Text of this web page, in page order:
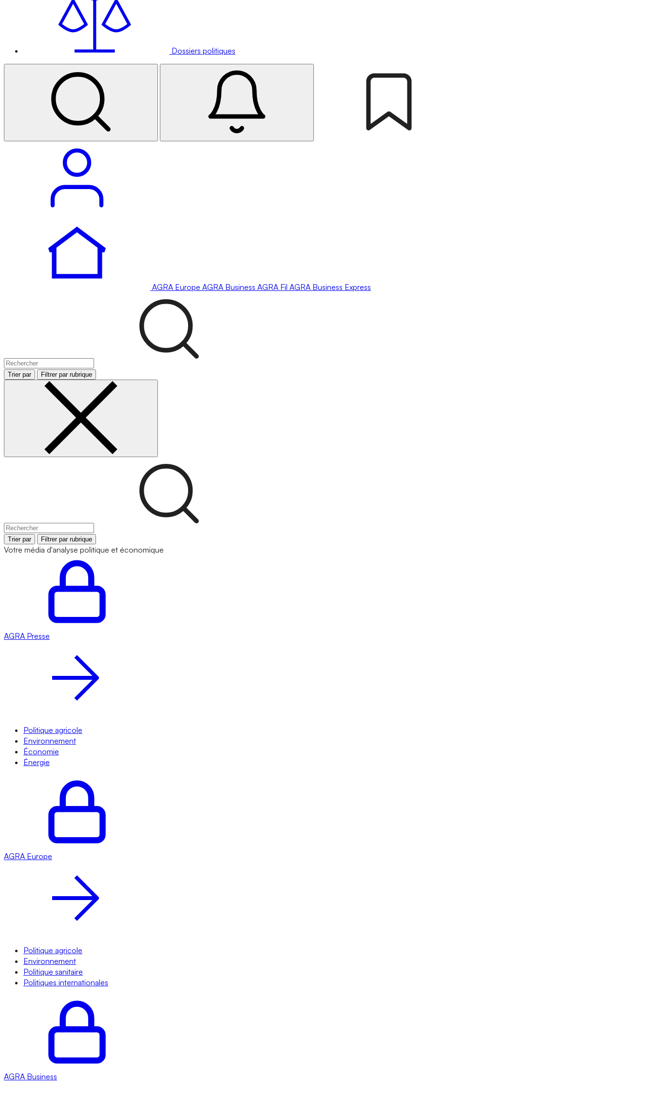
Dossiers politiques
AGRA Europe AGRA Business AGRA Fil AGRA Business Express
Trier par Filtrer par rubrique
Trier par Filtrer par rubrique
Votre média d'analyse politique et économique
AGRA Presse
Politique agricole
Environnement
Économie
Énergie
AGRA Europe
Politique agricole
Environnement
Politique sanitaire
Politiques internationales
AGRA Business